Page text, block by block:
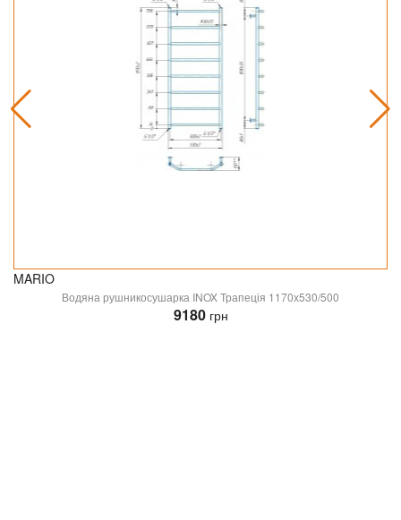
MARIO
Водяна рушникосушарка INOX Трапеція 1170х530/500
9180грн